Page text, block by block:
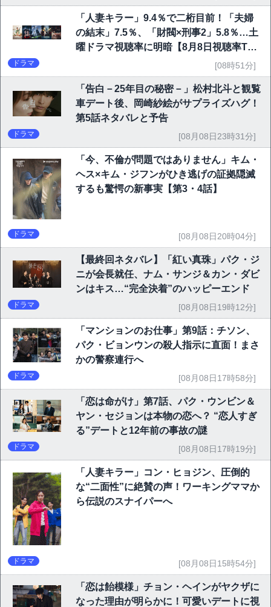
「人妻キラー」9.4％で二桁目前！「夫婦
の結末」7.5％、「財閥×刑事2」5.8％…土
曜ドラマ視聴率に明暗【8月8日視聴率TO
ドラマ [08時51分]
「告白－25年目の秘密－」松村北斗と観覧
車デート後、岡崎紗絵がサプライズハグ！
第5話ネタバレと予告
ドラマ [08月08日23時31分]
「今、不倫が問題ではありません」キム・
ヘス×キム・ジフンがひき逃げの証拠隠滅
するも驚愕の新事実【第3・4話】
ドラマ [08月08日20時04分]
【最終回ネタバレ】「紅い真珠」パク・ジ
ニが会長就任、ナム・サンジ＆カン・ダビ
ンはキス…“完全決着”のハッピーエンド
ドラマ [08月08日19時12分]
「マンションのお仕事」第9話：チソン、
パク・ビョンウンの殺人指示に直面！まさ
かの警察連行へ
ドラマ [08月08日17時58分]
「恋は命がけ」第7話、パク・ウンビン＆
ヤン・セジョンは本物の恋へ？ “恋人すぎ
る”デートと12年前の事故の謎
ドラマ [08月08日17時19分]
「人妻キラー」コン・ヒョジン、圧倒的
な“二面性”に絶賛の声！ワーキングママか
ら伝説のスナイパーへ
ドラマ [08月08日15時54分]
「恋は飴模様」チョン・ヘインがヤクザに
なった理由が明らかに！可愛いデートに視